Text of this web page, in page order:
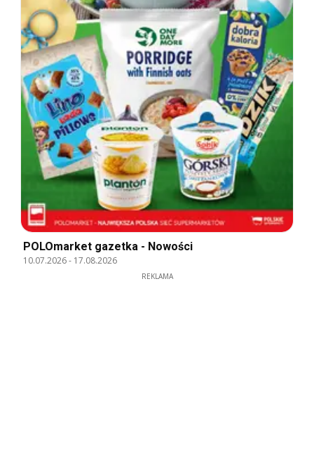
POLOmarket gazetka - Nowości
10.07.2026- 17.08.2026
REKLAMA